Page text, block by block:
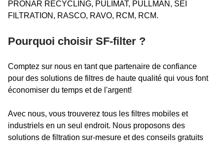
PRONAR RECYCLING, PULIMAT, PULLMAN, SEI
FILTRATION, RASCO, RAVO, RCM, RCM.
Pourquoi choisir SF-filter ?
Comptez sur nous en tant que partenaire de confiance
pour des solutions de filtres de haute qualité qui vous font
économiser du temps et de l'argent!
Avec nous, vous trouverez tous les filtres mobiles et
industriels en un seul endroit. Nous proposons des
solutions de filtration sur-mesure et des conseils gratuits